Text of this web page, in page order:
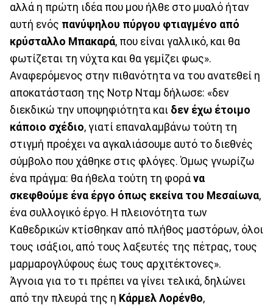
αλλά η πρώτη ιδέα που μου ήλθε στο μυαλό ήταν
αυτή ενός πανύψηλου πύργου φτιαγμένο από
κρύσταλλο Μπακαρά, που είναι γαλλικό, και θα
φωτίζεται τη νύχτα και θα γεμίζει φως».
Αναφερόμενος στην πιθανότητα να του ανατεθεί η
αποκατάσταση της Νοτρ Νταμ δήλωσε: «δεν
διεκδικώ την υποψηφιότητα και δεν έχω έτοιμο
κάποιο σχέδιο, γιατί επαναλαμβάνω τούτη τη
στιγμή προέχει να αγκαλιάσουμε αυτό το διεθνές
σύμβολο που χάθηκε στις φλόγες. Όμως γνωρίζω
ένα πράγμα: θα ήθελα τούτη τη φορά να
σκεφθούμε ένα έργο όπως εκείνα του Μεσαίωνα,
ένα συλλογικό έργο. Η πλειονότητα των
Καθεδρικών κτίσθηκαν από πλήθος μαστόρων, όλοι
τους ισάξιοι, από τους λαξευτές της πέτρας, τους
μαρμαρογλύφους έως τους αρχιτέκτονες».
Άγνοια για το τι πρέπει να γίνει τελικά, δηλώνει
από την πλευρά της η Κάρμελ Λορένθο,